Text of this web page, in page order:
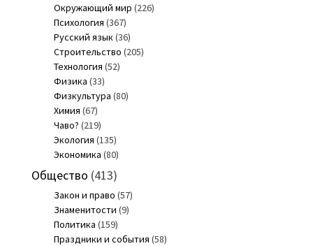
Окружающий мир (226)
Психология (367)
Русский язык (36)
Строительство (205)
Технология (52)
Физика (33)
Физкультура (80)
Химия (67)
Чаво? (219)
Экология (135)
Экономика (80)
Общество (413)
Закон и право (57)
Знаменитости (9)
Политика (159)
Праздники и события (58)